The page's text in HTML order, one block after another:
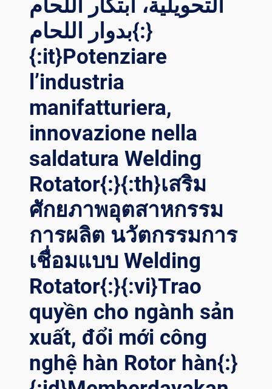
ื่อมที
่มี
ปร
ะสิทธิภาพแล
ะแม
่นยำ แล
วยให
ณเป
็นผู
้นำใน
ตสาหกรรม{:}{:
VI}CÔNG CỤ
QU
AY HÀ
T CÔ
SẮ
N GI
ÚP TH
ỰC HI
ỆN HÀ
N HI
ỆU QU
TH}“การเช
ื่อม” สู
่อน
าคต: เค
รื่องกำ
หนดตำ
รเช
ลี่ยนแปลงอุ
ตสาหกรรม{:}{:
VI}“HÀN” TỚ
I TƯ
ƠNG LA
I: MÁ
Y ĐỊ
NH VỊ
N LÀ
AY ĐỔ
ÀNH{:}{:
ID}”PENGELASAN” KE
MA
SA DE
التحويلية، ابتكار اللحام
بدوار اللحام{:}
{:it}Potenziare
l’industria
manifatturiera,
innovazione nella
saldatura Welding
Rotator{:}{:th}เสริม
ศักยภาพอุตสาหกรรม
การผลิต นวัตกรรมการ
เชื่อมแบบ Welding
Rotator{:}{:vi}Trao
quyền cho ngành sản
xuất, đổi mới công
nghệ hàn Rotor hàn{:}